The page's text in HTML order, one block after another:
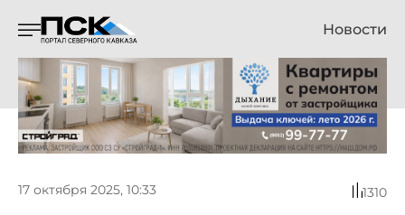
Новости
17 октября 2025, 10:33 1310